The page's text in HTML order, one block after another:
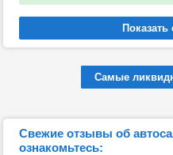
Самые
Свежие отзывы об
ознакомьтесь: